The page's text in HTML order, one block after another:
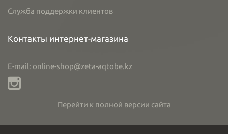
Служба поддержки клиентов
Контакты интернет-магазина
E-mail: online-shop@zeta-aqtobe.kz
Перейти к полной версии сайта